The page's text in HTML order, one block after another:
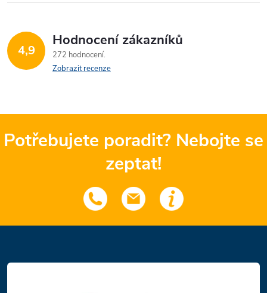
4,9
Hodnocení zákazníků
272 hodnocení
Zobrazit recenze
Potřebujete poradit? Nebojte se
zeptat!
á